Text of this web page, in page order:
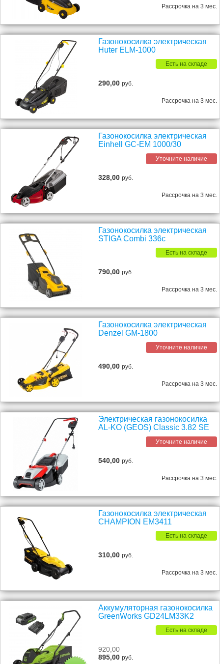
Рассрочка на 3 мес.
Газонокосилка электрическая
Huter ELM-1000
Есть на складе
290,00руб.
Рассрочка на 3 мес.
Газонокосилка электрическая
Einhell GC-EM 1000/30
Уточните наличие
328,00руб.
Рассрочка на 3 мес.
Газонокосилка электрическая
STIGA Combi 336c
Есть на складе
790,00руб.
Рассрочка на 3 мес.
Газонокосилка электрическая
Denzel GM-1800
Уточните наличие
490,00руб.
Рассрочка на 3 мес.
Электрическая газонокосилка
AL-KO (GEOS) Classic 3.82 SE
Уточните наличие
540,00руб.
Рассрочка на 3 мес.
Газонокосилка электрическая
CHAMPION EM3411
Есть на складе
310,00руб.
Рассрочка на 3 мес.
Аккумуляторная газонокосилка
GreenWorks GD24LM33K2
Есть на складе
920,00
895,00руб.